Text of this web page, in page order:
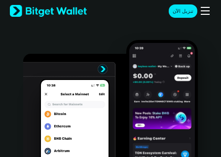
English
日本語
Türkçe
Português (Portugal)
Bahasa Indonesia
تنزيل الآن